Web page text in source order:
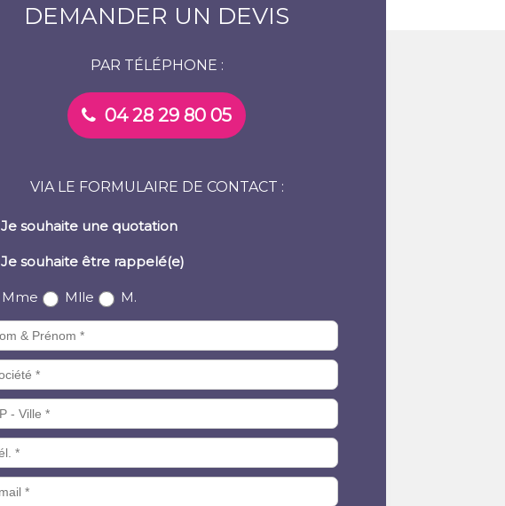
DEMANDER UN DEVIS
PAR TÉLÉPHONE :
04 28 29 80 05
VIA LE FORMULAIRE DE CONTACT :
Je souhaite une quotation
Je souhaite être rappelé(e)
Mme Mlle M.